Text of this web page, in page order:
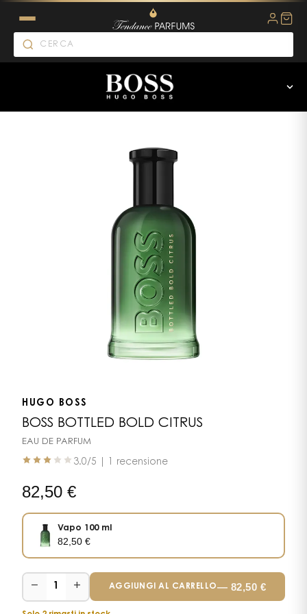
HUGO BOSS
BOSS BOTTLED BOLD CITRUS
EAU DE PARFUM
3.0/5 | 1 recensione
82,50 €
Vapo 100 ml
82,50€
− 1 + AGGIUNGI AL CARRELLO— 82,50 €